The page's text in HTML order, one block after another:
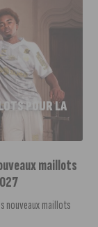
POUR LA
maillots
nouveaux maillots